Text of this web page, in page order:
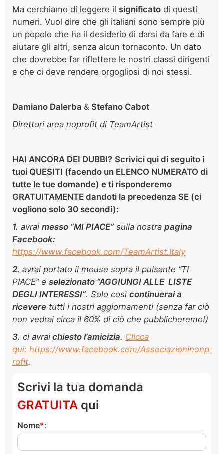
Ma cerchiamo di leggere il significato di questi
numeri. Vuol dire che gli italiani sono sempre più
un popolo che ha il desiderio di darsi da fare e di
aiutare gli altri, senza alcun tornaconto. Un dato
che dovrebbe far riflettere le nostri classi dirigenti
e che ci deve rendere orgogliosi di noi stessi.
Damiano Dalerba & Stefano Cabot
Direttori area noprofit di TeamArtist
HAI ANCORA DEI DUBBI? Scrivici qui di seguito i
tuoi QUESITI (facendo un ELENCO NUMERATO di
tutte le tue domande) e ti risponderemo
GRATUITAMENTE dandoti la precedenza SE (ci
vogliono solo 30 secondi):
1. avrai messo “MI PIACE” sulla nostra pagina
Facebook:
https://www.facebook.com/TeamArtist.Italy
2. avrai portato il mouse sopra il pulsante “TI
PIACE” e selezionato “AGGIUNGI ALLE LISTE
DEGLI INTERESSI”. Solo così continuerai a
ricevere tutti i nostri aggiornamenti (senza far ciò
non vedrai circa il 60% di ciò che pubblicheremo!)
3. ci avrai chiesto l’amicizia. Clicca
qui: https://www.facebook.com/Associazioninonp
rofit.
Scrivi la tua domanda
GRATUITA qui
Nome :